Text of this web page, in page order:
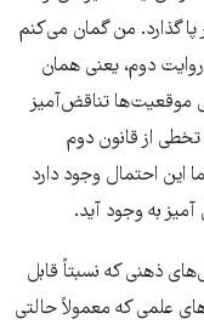
پا گذارد. من گمان می‌‌‌کنم
دوم، یعنی همان
موقعیت‌‌‌ها تناقض‌‌‌آمیز
از قانون دوم
این احتمال وجود دارد
به وجود آید.
ذهنی که نسبتاً قابل
علمی که معمولاً حالتی